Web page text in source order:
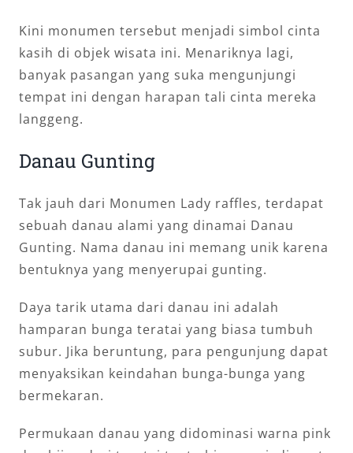
Kini monumen tersebut menjadi simbol cinta
kasih di objek wisata ini. Menariknya lagi,
banyak pasangan yang suka mengunjungi
tempat ini dengan harapan tali cinta mereka
langgeng.
Danau Gunting
Tak jauh dari Monumen Lady raffles, terdapat
sebuah danau alami yang dinamai Danau
Gunting. Nama danau ini memang unik karena
bentuknya yang menyerupai gunting.
Daya tarik utama dari danau ini adalah
hamparan bunga teratai yang biasa tumbuh
subur. Jika beruntung, para pengunjung dapat
menyaksikan keindahan bunga-bunga yang
bermekaran.
Permukaan danau yang didominasi warna pink